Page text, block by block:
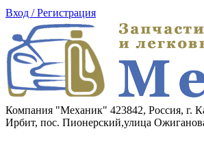
Вход / Регистрация
Компания "Механик" 423842, Россия, г.
Ирбит, пос. Пионерский,улица